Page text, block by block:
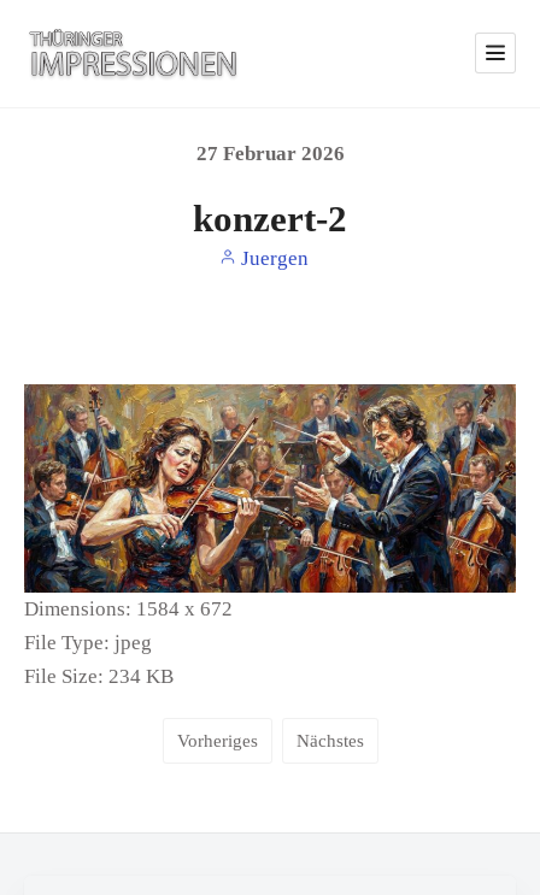
27 Februar 2026
konzert-2
Juergen
Dimensions: 1584 x 672
File Type: jpeg
File Size: 234 KB
Vorheriges Nächstes